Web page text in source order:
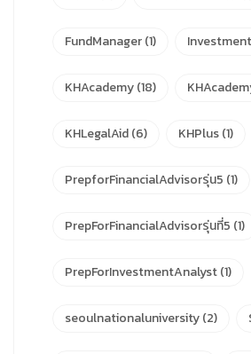
FundManager(1)
KHAcademy(18)
KHLegalAid(6) KHPlus(1)
PrepforFinancialAdvisorรุ่น5 (1)
PrepForFinancialAdvisorรุ่นที่5 (1)
PrepForInvestmentAnalyst(1)
seoulnationaluniversity(2)